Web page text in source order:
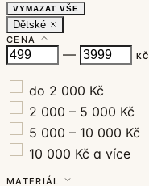
VYMAZAT VŠE
Dětské
CENA
— KČ
do 2 000 Kč
2 000 – 5 000 Kč
5 000 – 10 000 Kč
10 000 Kč a více
MATERIÁL